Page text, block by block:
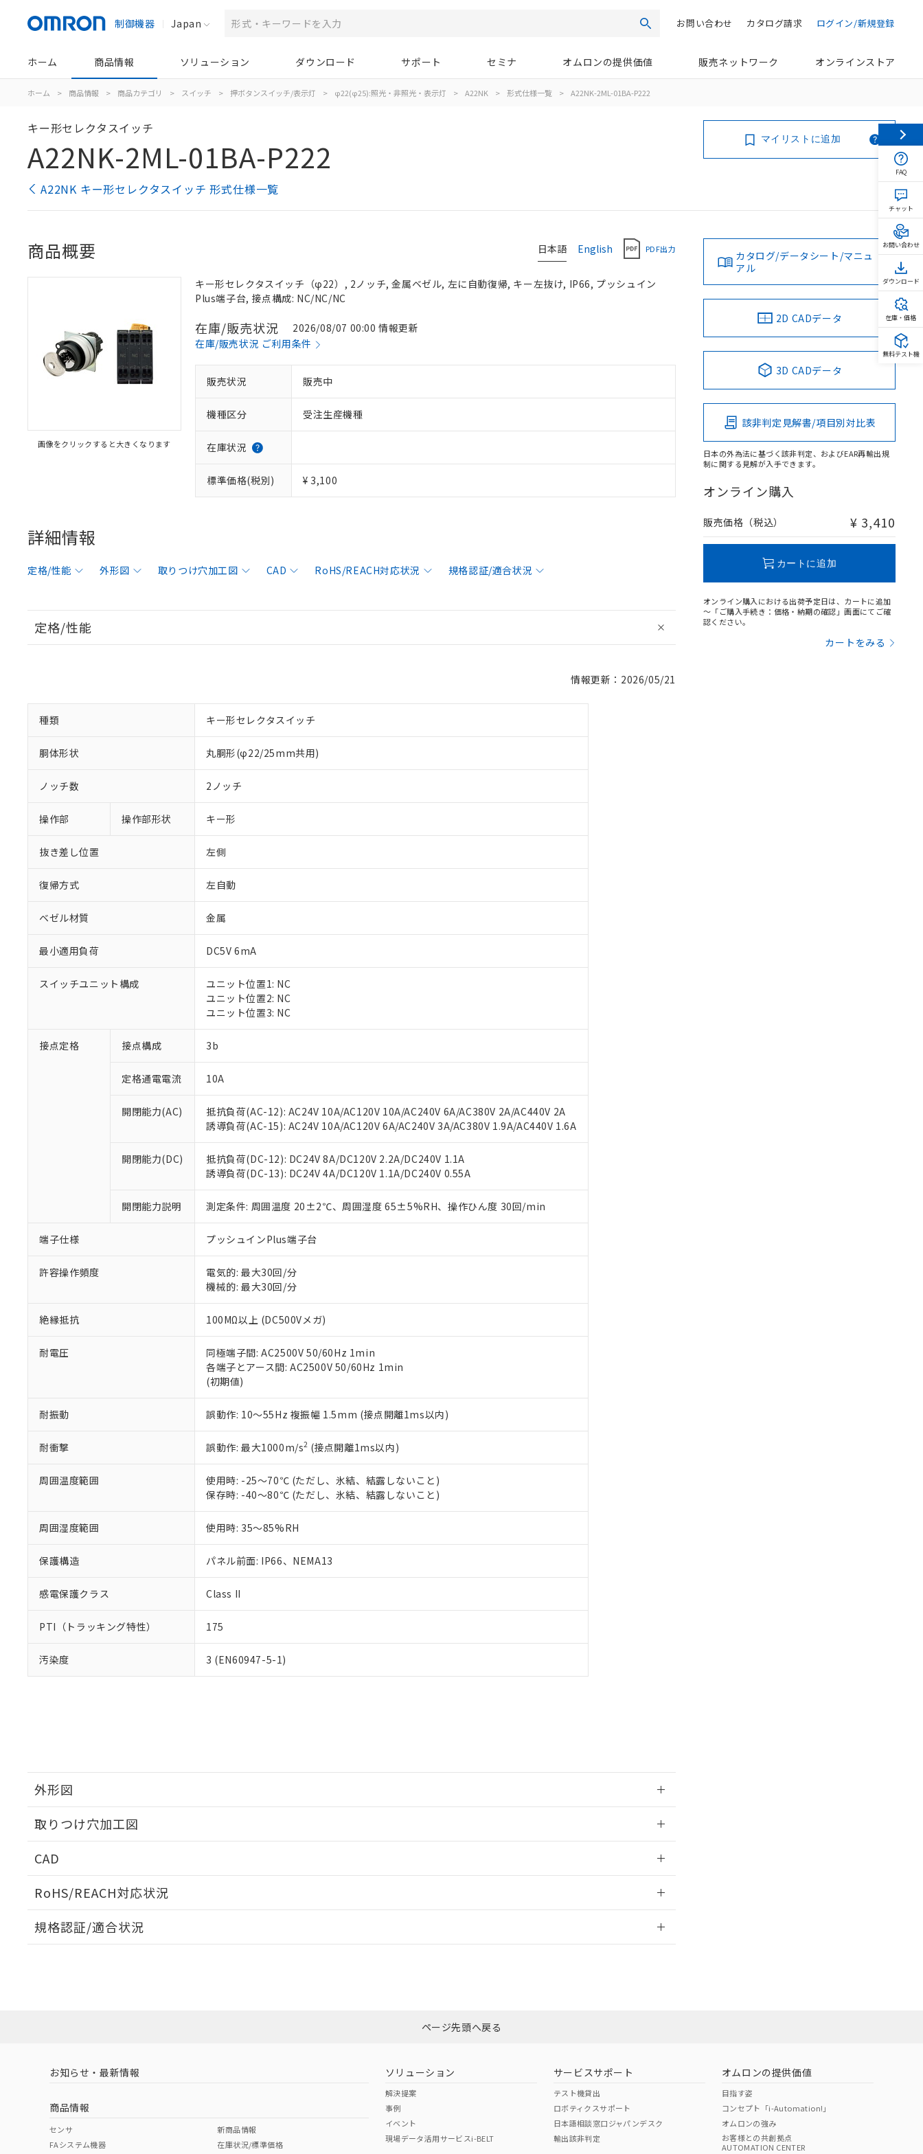
制御機器 Japan 検索 ログイン/新規登録
カタログ請求
お問い合わせ
ホーム 商品情報 ソリューション ダウンロード サポート セミナ オムロンの提供価値 販売ネットワーク オンラインストア
ホーム > 商品情報 > 商品カテゴリ > スイッチ > 押ボタンスイッチ/表示灯 > φ22(φ25):照光・非照光・表示灯 > A22NK > 形式仕様一覧 > A22NK-2ML-01BA-P222
キー形セレクタスイッチ
A22NK-2ML-01BA-P222
A22NK キー形セレクタスイッチ 形式仕様一覧
マイリストに追加
日本語 English PDF出力
商品概要
画像をクリックすると大きくなります
キー形セレクタスイッチ（φ22）, 2ノッチ, 金属ベゼル, 左に自動復帰, キー左抜け, IP66, プッシュイン
Plus端子台, 接点構成: NC/NC/NC
在庫/販売状況
2026/08/07 00:00 情報更新
在庫/販売状況 ご利用条件
販売状況 販売中
機種区分 受注生産機種
在庫状況
標準価格(税別) ¥ 3,100
詳細情報
定格/性能 外形図 取りつけ穴加工図 CAD RoHS/REACH対応状況 規格認証/適合状況
定格/性能
情報更新：2026/05/21
種類 キー形セレクタスイッチ
胴体形状 丸胴形(φ22/25mm共用)
ノッチ数 2ノッチ
操作部 操作部形状 キー形
抜き差し位置 左側
復帰方式 左自動
ベゼル材質 金属
最小適用負荷 DC5V 6mA
スイッチユニット構成
ユニット位置1: NC
ユニット位置2: NC
ユニット位置3: NC
接点定格 接点構成 3b
定格通電電流 10A
開閉能力(AC)
抵抗負荷(AC-12): AC24V 10A/AC120V 10A/AC240V 6A/AC380V 2A/AC440V 2A
誘導負荷(AC-15): AC24V 10A/AC120V 6A/AC240V 3A/AC380V 1.9A/AC440V 1.6A
開閉能力(DC)
抵抗負荷(DC-12): DC24V 8A/DC120V 2.2A/DC240V 1.1A
誘導負荷(DC-13): DC24V 4A/DC120V 1.1A/DC240V 0.55A
開閉能力説明 測定条件: 周囲温度 20±2℃、周囲湿度 65±5%RH、操作ひん度 30回/min
端子仕様 プッシュインPlus端子台
許容操作頻度
電気的: 最大30回/分
機械的: 最大30回/分
絶縁抵抗 100MΩ以上 (DC500Vメガ)
耐電圧
同極端子間: AC2500V 50/60Hz 1min
各端子とアース間: AC2500V 50/60Hz 1min
(初期値)
耐振動 誤動作: 10～55Hz 複振幅 1.5mm (接点開離1ms以内)
耐衝撃 誤動作: 最大1000m/s2 (接点開離1ms以内)
周囲温度範囲
使用時: -25～70℃ (ただし、氷結、結露しないこと)
保存時: -40～80℃ (ただし、氷結、結露しないこと)
周囲湿度範囲 使用時: 35～85%RH
保護構造 パネル前面: IP66、NEMA13
感電保護クラス Class II
PTI（トラッキング特性） 175
汚染度 3 (EN60947-5-1)
外形図
取りつけ穴加工図
CAD
RoHS/REACH対応状況
EU RoHS 注意事項・凡例
ダウンロードはこちら
中国 RoHS 注意事項・凡例
中国 RoHS表
規格認証/適合状況
カタログ/データシート/マニュ
アル
2D CADデータ
3D CADデータ
該非判定見解書/項目別対比表
日本の外為法に基づく該非判定、およびEAR再輸出規
制に関する見解が入手できます。
オンライン購入
販売価格（税込） ¥ 3,410
カートに追加
オンライン購入における出荷予定日は、カートに追加
～「ご購入手続き：価格・納期の確認」画面にてご確
認ください。
カートをみる
ご利用条件
以下の条件をお読みいただき、同意のうえご利用ください。
本サービスは、当社制御機器事業取扱商品の当社在庫状況および標準価格(税抜)を提供させていただ
くものです。
当社制御機器事業取扱商品の中には、本サービスの対象外となる商品もあることをご了承ください。
在庫状況および標準価格照会結果は、記載している更新日時点での社内データに基づき作成されるも
い。
正式な納期状況および標準価格はお客様のお取引先、またはお客様担当のオムロン制御機器販売店・
当社販売員にご相談ください。
オムロン制御機器販売店や当社販売拠点は「販売ネットワーク
」をご確認ください。
在庫状況および標準価格結果を当社の事前の承諾なく第三者に漏洩または開示しないようお願いしま
す。
ている必要があります。
お客様が当ウェブサイト上で当社にご登録された部品リストについて、当社および当社の共同利用者
さい。
※当社の共同利用者とは、"個人情報の共同利用に関して"
※1 対応状況
対応済み：EU RoHS指令（10物質）の非含有に対応した製品が提供可能な商品です。
非該当品：ライセンス料など無形物で、有害物質有無と関係のない商品です。
仕入先様の事情により、非含有部品としていたものが、含有品と判明した場合などやむを得ず変更すること
があります。
*EU RoHS指令（10物質）：
六価クロム(Cr(Ⅵ)) 1000ppm以下、ポリ臭化ビフェニル類(PBB) 1000ppm以下、ポリ臭化ジフェニルエーテル類(PBDE) 1000ppm以下、
フタル酸ビス(2-エチルヘキシル) (DEHP)(別名：DOP) 1000ppm以下、フタル酸ブチルベンジル（BBP） 1000ppm以下、フタル酸ジブチ
ル（DBP） 1000ppm以下、フタル酸ジイソブチル (DIBP) 1000ppm以下
但し、RoHS指令で産業用監視および制御機器に対する適用除外項目は除く。
フタル酸エステル類の４物質については閾値を超える意図的な使用がないことを確認しています。
※2 対応予定月
部品在庫の切り替え状況などにより、予定月が前後することがあります。
※3 非含有証明書ダウンロード
下記の非含有証明書をダウンロードすることができます。
EU RoHS指令（10物質）の非含有証明書
51物質の非含有証明書（当社基準）
※本証明書は発行日時点で非含有を証明するもので、過去に遡って非含有を証明するものではありません。
また、RoHS指令のフタル酸エステル類４物質の対応では、対応完了までの期間は出荷製品に未対応品が
混在することから備考欄に対応日を記載しておりました。
り割愛しております。
※1 中国RoHS○×表
「○」：最大均質材料含有率が中国RoHSの基準値以下であることを示します。
「×」：最大均質材料含有率が中国RoHSの基準値を超えていることを示します。
*中国RoHS10物質の基準値 (GB/T26572)：
Pb(鉛) :1000ppm、 Hg(水銀) : 1000ppm、 Cd(カドミウム) : 100ppm、
Cr(Ⅵ)(六価クロム) : 1000ppm、 PBBs(ポリ臭化ビフェニル類) : 1000ppm、 PBDEs(ポリ臭化ジフェニルエーテル類) : 1000ppm、
DBP(フタル酸ジブチル) : 1000ppm、 DIBP(フタル酸ジイソブチル) : 1000ppm、 BBP(フタル酸ブチルベンジル) : 1000ppm、
DEHP(フタル酸ビス(2-エチルヘキシル)) : 1000ppm
※2 環境保護使用期限
「ｅ」：有害物質（10物質）のすべてが基準値以下であることを示します。
「10」：通常の使用状況下において有害物質が外部に漏えいし、環境に深刻な影響を及ぼさない年数を意
味します。
当社は、これら貴社製品のうち、外国為替および外国貿易法に定める商品（以下｢規制貨物等」とい
う）を輸出または国外への提供する場合は、日本国政府の輸出許可(または役務取引許可)を取得する
などの必要な手続きをとります。
ます。
当社は貴社製品を、核兵器、ミサイル、化学兵器、生物兵器またはその他武器並びにこれらの製造装
当社は、貴社製品を第三者に販売する場合は、上記1、2および3の内容を当該第三者に通知します。
また当社は、販売先および販売に係わる関係者が違法に輸出するおそれがある場合は、取り引きをい
たしません。
記
号
説明
○ 一定数以上の在庫あり
△ 一定数には満たないが在庫あり
－
在庫なし(最新の在庫状況については、お客様のお取引先、またはお客様担当のオムロン制御
機器販売店・当社販売員にご確認ください)
空
白
受注生産機種、また在庫状況の情報を公開していない機種
ページ先頭へ戻る
お知らせ・最新情報
商品情報
センサ
FAシステム機器
新商品情報
在庫状況/標準価格
ソリューション
解決提案
事例
イベント
現場データ活用サービスi-BELT
サービスサポート
テスト機貸出
ロボティクスサポート
日本語相談窓口ジャパンデスク
輸出該非判定
オムロンの提供価値
目指す姿
コンセプト「i-Automation!」
オムロンの強み
お客様との共創拠点
AUTOMATION CENTER
FAQ
チャット
お問い合わせ
ダウンロード
在庫・価格
無料テスト機